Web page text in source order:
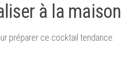
à la maison
préparer ce cocktail tendance.